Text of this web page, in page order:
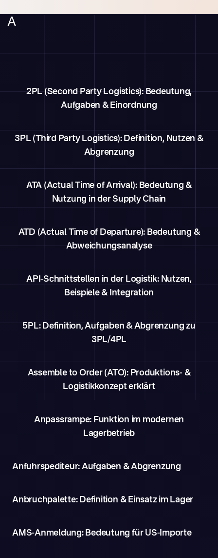
A
2PL (Second Party Logistics): Bedeutung,
Aufgaben & Einordnung
3PL (Third Party Logistics): Definition, Nutzen &
Abgrenzung
ATA (Actual Time of Arrival): Bedeutung &
Nutzung in der Supply Chain
ATD (Actual Time of Departure): Bedeutung &
Abweichungsanalyse
API-Schnittstellen in der Logistik: Nutzen,
Beispiele & Integration
5PL: Definition, Aufgaben & Abgrenzung zu
3PL/4PL
Assemble to Order (ATO): Produktions- &
Logistikkonzept erklärt
Anpassrampe: Funktion im modernen
Lagerbetrieb
Anfuhrspediteur: Aufgaben & Abgrenzung
Anbruchpalette: Definition & Einsatz im Lager
AMS-Anmeldung: Bedeutung für US-Importe